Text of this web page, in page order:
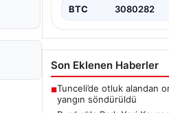
BTC 3080282
Son Eklenen Haberler
■Tunceli’de otluk alandan
yangın söndürüldü